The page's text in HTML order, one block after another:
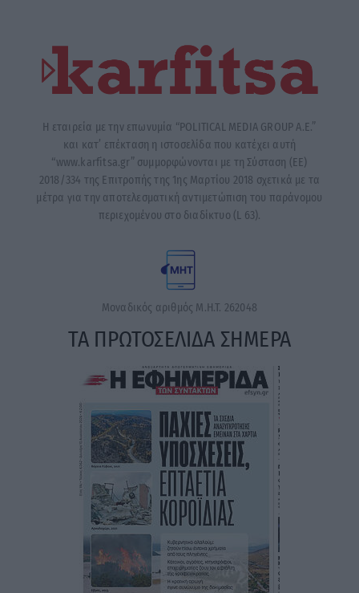
Η εταιρεία με την επωνυμία “POLITICAL MEDIA GROUP A.E.”
και κατ’ επέκταση η ιστοσελίδα που κατέχει αυτή
“www.karfitsa.gr” συμμορφώνονται με τη Σύσταση (ΕΕ)
2018/334 της Επιτροπής της 1ης Μαρτίου 2018 σχετικά με τα
μέτρα για την αποτελεσματική αντιμετώπιση του παράνομου
περιεχομένου στο διαδίκτυο (L 63).
Μοναδικός αριθμός Μ.Η.Τ. 262048
ΤΑ ΠΡΩΤΟΣΕΛΙΔΑ ΣΗΜΕΡΑ